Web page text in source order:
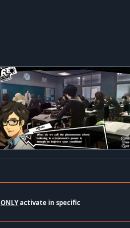
ONLYactivate in specific